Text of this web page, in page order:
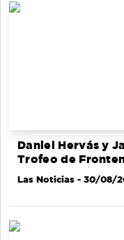
Daniel Hervás y
Trofeo de
Las Noticias - 30/08/